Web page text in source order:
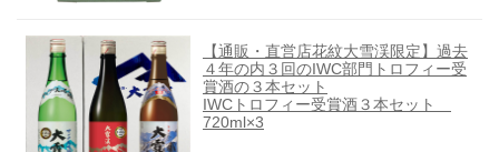
【通販・直営店花紋大雪渓限定】過去
４年の内３回のIWC部門トロフィー受
賞酒の３本セット
IWCトロフィー受賞酒３本セット
720ml×3